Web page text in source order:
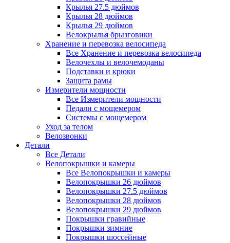
Крылья 27.5 дюймов
Крылья 28 дюймов
Крылья 29 дюймов
Велокрылья брызговики
Хранение и перевозка велосипеда
Все Хранение и перевозка велосипеда
Велочехлы и велочемоданы
Подставки и крюки
Защита рамы
Измерители мощности
Все Измерители мощности
Педали с мощемером
Системы с мощемером
Уход за телом
Велозвонки
Детали
Все Детали
Велопокрышки и камеры
Все Велопокрышки и камеры
Велопокрышки 26 дюймов
Велопокрышки 27.5 дюймов
Велопокрышки 28 дюймов
Велопокрышки 29 дюймов
Покрышки гравийные
Покрышки зимние
Покрышки шоссейные